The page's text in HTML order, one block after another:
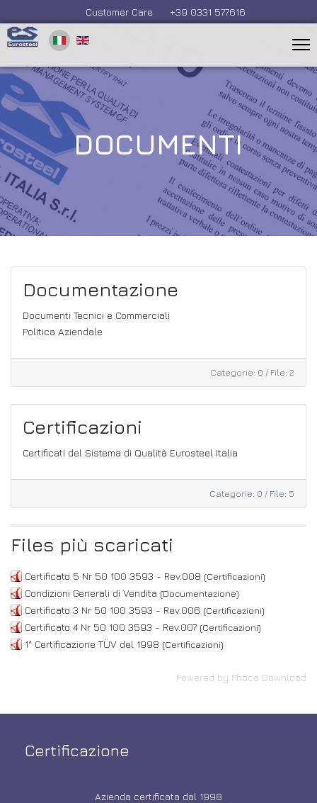
Customer Care +39 0331 577616
DOCUMENTI
Documentazione
Documenti Tecnici e Commerciali
Politica Aziendale
Categorie: 0 / File: 2
Certificazioni
Certificati del Sistema di Qualità Eurosteel Italia
Categorie: 0 / File: 5
Files più scaricati
Certificato 5 Nr 50 100 3593 - Rev.008 (Certificazioni)
Condizioni Generali di Vendita (Documentazione)
Certificato 3 Nr 50 100 3593 - Rev.006 (Certificazioni)
Certificato 4 Nr 50 100 3593 - Rev.007 (Certificazioni)
1^ Certificazione TÜV del 1998 (Certificazioni)
Powered by Phoca Download
Certificazione
Azienda certificata dal 1998